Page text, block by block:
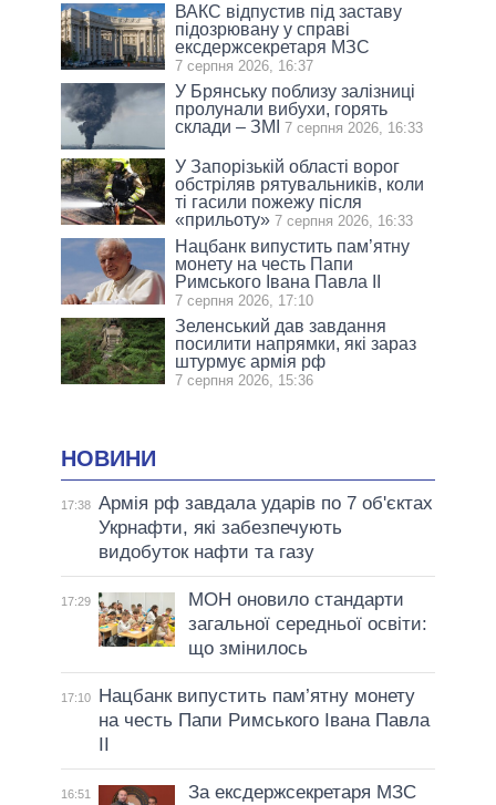
ВАКС відпустив під заставу
підозрювану у справі
ексдержсекретаря МЗС
7 серпня 2026, 16:37
У Брянську поблизу залізниці
пролунали вибухи, горять
склади – ЗМІ
7 серпня 2026, 16:33
У Запорізькій області ворог
обстріляв рятувальників, коли
ті гасили пожежу після
«прильоту» 7 серпня 2026, 16:33
Нацбанк випустить пам’ятну
монету на честь Папи
Римського Івана Павла II
7 серпня 2026, 17:10
Зеленський дав завдання
посилити напрямки, які зараз
штурмує армія рф
7 серпня 2026, 15:36
НОВИНИ
17:38 Армія рф завдала ударів по 7 об'єктах
Укрнафти, які забезпечують
видобуток нафти та газу
17:29
МОН оновило стандарти
загальної середньої освіти:
що змінилось
17:10
Нацбанк випустить пам’ятну монету
на честь Папи Римського Івана Павла
16:51
За ексдержсекретаря МЗС